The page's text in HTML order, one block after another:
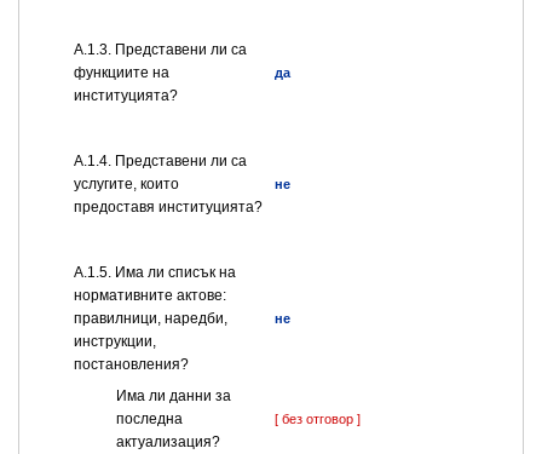
А.1.3. Представени ли са
функциите на
институцията?
да
А.1.4. Представени ли са
услугите, които
предоставя институцията?
не
А.1.5. Има ли списък на
нормативните актове:
правилници, наредби,
инструкции,
постановления?
не
Има ли данни за
последна
актуализация?
[ без отговор ]